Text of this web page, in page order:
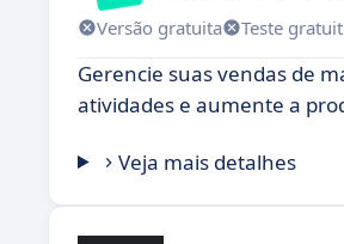
Versão gratuita Teste
Gerencie suas vendas de
atividades e aumente a
Veja mais detalhes